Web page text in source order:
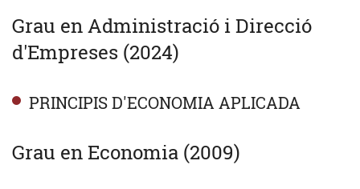
Grau en Administració i Direcció
d'Empreses (2024)
PRINCIPIS D'ECONOMIA APLICADA
Grau en Economia (2009)